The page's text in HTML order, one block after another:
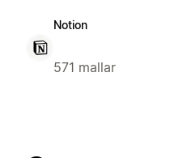
Notion
571 mallar